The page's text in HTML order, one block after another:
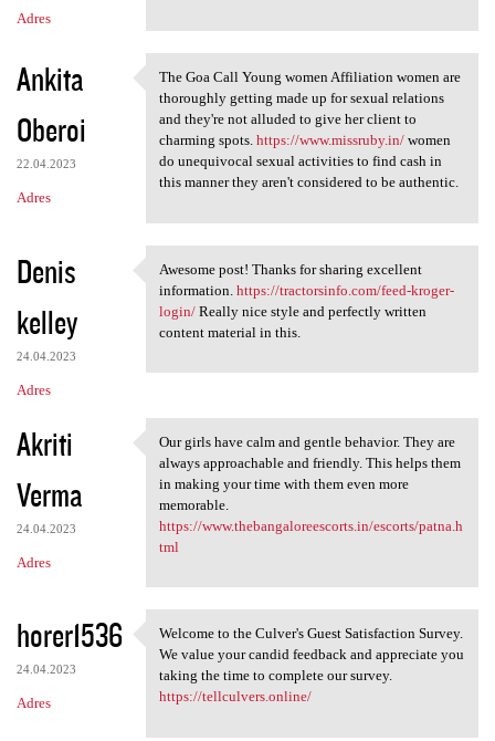
Adres
Ankita
Oberoi
22.04.2023
Adres
The Goa Call Young women
The Goa Call Young women Affiliation women are
thoroughly getting made up for sexual relations
and they're not alluded to give her client to
charming spots. https://www.missruby.in/women
do unequivocal sexual activities to find cash in
this manner they aren't considered to be authentic.
Denis
kelley
24.04.2023
Adres
Awesome post! Thanks for
Awesome post! Thanks for sharing excellent
information. https://tractorsinfo.com/feed-kroger-
login/Really nice style and perfectly written
content material in this.
Akriti
Verma
24.04.2023
Adres
Our girls have calm and
Our girls have calm and gentle behavior. They are
always approachable and friendly. This helps them
in making your time with them even more
memorable.
https://www.thebangaloreescorts.in/escorts/patna.h
tml
horer1536
24.04.2023
Adres
Welcome to the Culver's Guest
Welcome to the Culver's Guest Satisfaction Survey.
We value your candid feedback and appreciate you
taking the time to complete our survey.
https://tellculvers.online/